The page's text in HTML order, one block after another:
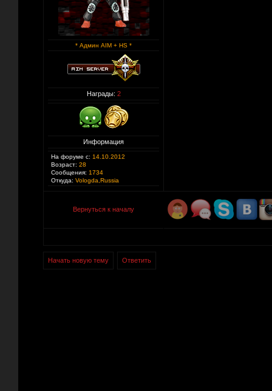
* Админ AIM + HS *
Награды: 2
Информация
На форуме с: 14.10.2012
Возраст: 28
Сообщения: 1734
Откуда: Vologda,Russia
Вернуться к началу
Начать новую тему Ответить